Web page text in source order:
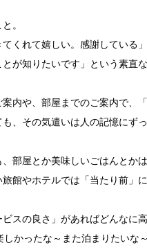
。
くれて嬉しい。感謝している
が知りたいです」という素直
内や、部屋までのご案内で、
、その気遣いは人の記憶にず
部屋とか美味しいごはんとか
館やホテルでは「当たり前」
スの良さ」があればどんなに高
しかったな～また泊まりたいな